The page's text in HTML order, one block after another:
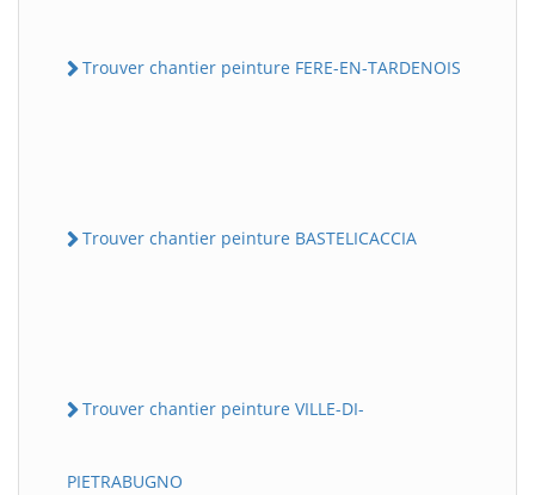
Trouver chantier peinture FERE-EN-TARDENOIS
Trouver chantier peinture BASTELICACCIA
Trouver chantier peinture VILLE-DI-
PIETRABUGNO